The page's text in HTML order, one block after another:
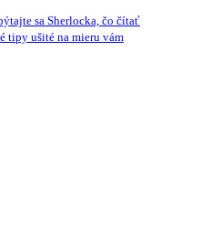
sa Sherlocka, čo čítať
tipy ušité na mieru vám